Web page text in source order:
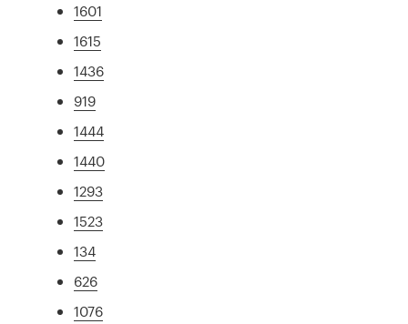
1601
1615
1436
919
1444
1440
1293
1523
134
626
1076